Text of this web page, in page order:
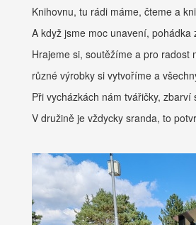
Knihovnu, tu rádi máme, čteme a
A když jsme moc unavení, pohádka
Hrajeme si, soutěžíme a pro radost
různé výrobky si vytvoříme a
Při vycházkách nám tvářičky, zbarví
V družině je vždycky sranda, to